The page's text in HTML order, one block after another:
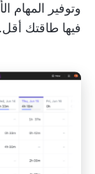
وتوفير المهام
فيها طاقتك أقل.